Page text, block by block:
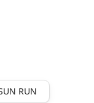
RUN